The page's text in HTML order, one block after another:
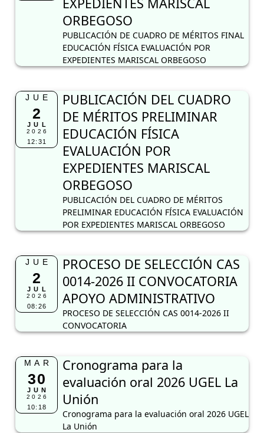
ORBEGOSO
PUBLICACIÓN DE CUADRO DE MÉRITOS FINAL
EDUCACIÓN FÍSICA EVALUACIÓN POR
EXPEDIENTES MARISCAL ORBEGOSO
JUE
2
JUL
2026
12:31
PUBLICACIÓN DEL CUADRO
DE MÉRITOS PRELIMINAR
EDUCACIÓN FÍSICA
EVALUACIÓN POR
EXPEDIENTES MARISCAL
ORBEGOSO
PUBLICACIÓN DEL CUADRO DE MÉRITOS
PRELIMINAR EDUCACIÓN FÍSICA EVALUACIÓN
POR EXPEDIENTES MARISCAL ORBEGOSO
JUE
2
JUL
2026
08:26
PROCESO DE SELECCIÓN CAS
0014-2026 II CONVOCATORIA
APOYO ADMINISTRATIVO
PROCESO DE SELECCIÓN CAS 0014-2026 II
CONVOCATORIA
MAR
30
JUN
2026
10:18
Cronograma para la
evaluación oral 2026 UGEL La
Unión
Cronograma para la evaluación oral 2026 UGEL
La Unión